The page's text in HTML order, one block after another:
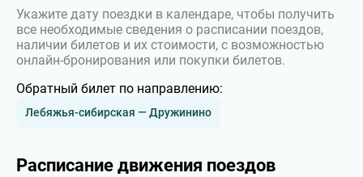
Укажите дату поездки в календаре, чтобы получить
все необходимые сведения о расписании поездов,
наличии билетов и их стоимости, с возможностью
онлайн-бронирования или покупки билетов.
Обратный билет по направлению:
Лебяжья-сибирская — Дружинино
Расписание движения поездов